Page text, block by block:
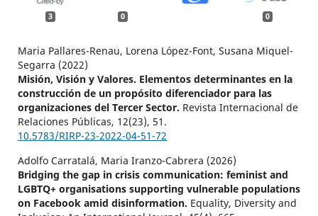
3 0 0
Maria Pallares-Renau, Lorena López-Font, Susana Miquel-
Segarra (2022)
Misión, Visión y Valores. Elementos determinantes en la
construcción de un propósito diferenciador para las
organizaciones del Tercer Sector. Revista Internacional de
Relaciones Públicas, 12(23), 51.
10.5783/RIRP-23-2022-04-51-72
Adolfo Carratalá, Maria Iranzo-Cabrera (2026)
Bridging the gap in crisis communication: feminist and
LGBTQ+ organisations supporting vulnerable populations
on Facebook amid disinformation. Equality, Diversity and